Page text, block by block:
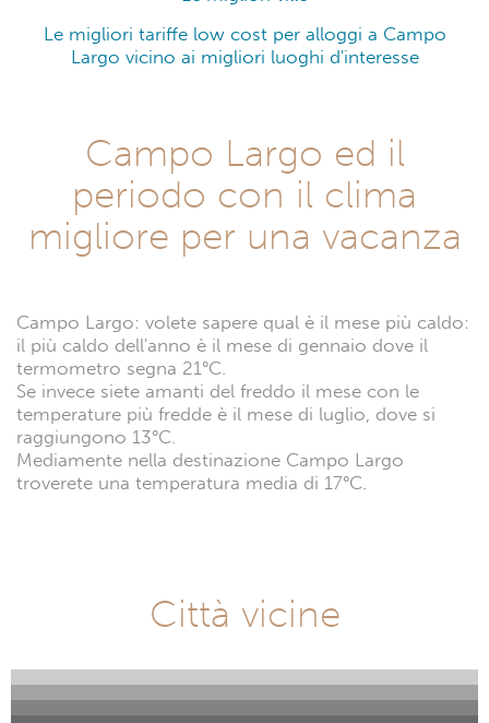
Le migliori tariffe low cost per alloggi a Campo
Largo vicino ai migliori luoghi d'interesse
Campo Largo ed il
periodo con il clima
migliore per una vacanza
Campo Largo: volete sapere qual è il mese più caldo:
il più caldo dell'anno è il mese di gennaio dove il
termometro segna 21°C.
Se invece siete amanti del freddo il mese con le
temperature più fredde è il mese di luglio, dove si
raggiungono 13°C.
Mediamente nella destinazione Campo Largo
troverete una temperatura media di 17°C.
Città vicine